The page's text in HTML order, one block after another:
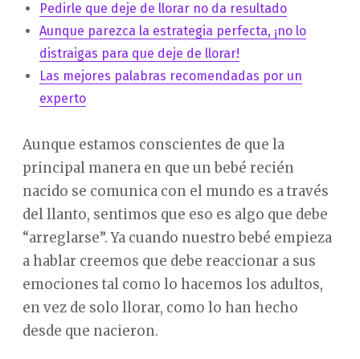
Pedirle que deje de llorar no da resultado
Aunque parezca la estrategia perfecta, ¡no lo
distraigas para que deje de llorar!
Las mejores palabras recomendadas por un
experto
Aunque estamos conscientes de que la
principal manera en que un bebé recién
nacido se comunica con el mundo es a través
del llanto, sentimos que eso es algo que debe
“arreglarse”. Ya cuando nuestro bebé empieza
a hablar creemos que debe reaccionar a sus
emociones tal como lo hacemos los adultos,
en vez de solo llorar, como lo han hecho
desde que nacieron.